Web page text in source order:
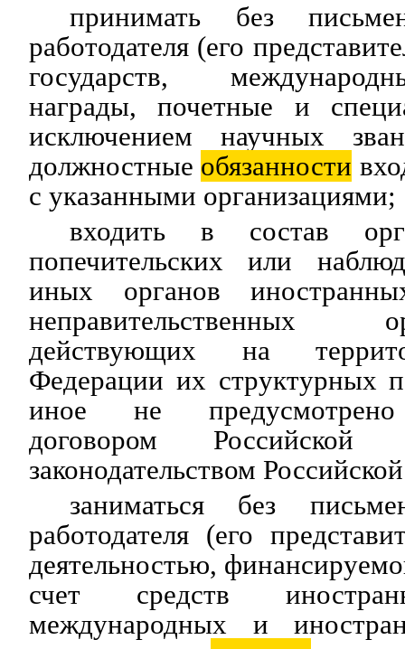
принимать без
работодателя (его
государств,
награды, почетные и
исключением научных
должностные обязанности
с указанными организациями;
входить в состав
попечительских или
иных органов
действующих на
Федерации их структурных
иное не
договором
законодательством
заниматься без
работодателя (его
деятельностью,
счет средств
международных и